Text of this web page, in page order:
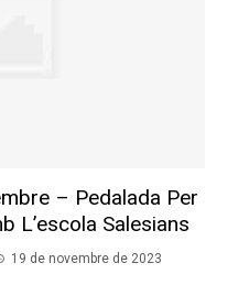
– Pedalada Per
L’escola Salesians
19 de novembre de 2023